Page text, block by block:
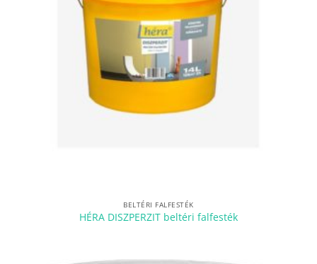
BELTÉRI FALFESTÉK
HÉRA DISZPERZIT beltéri falfesték